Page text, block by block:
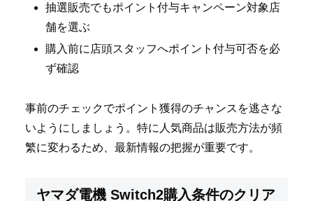
抽選販売でもポイント付与キャンペーン対象店
舗を選ぶ
購入前に店頭スタッフへポイント付与可否を必
ず確認
事前のチェックでポイント獲得のチャンスを逃さな
いようにしましょう。特に人気商品は販売方法が頻
繁に変わるため、最新情報の把握が重要です。
ヤマダ電機 Switch2購入条件のクリア